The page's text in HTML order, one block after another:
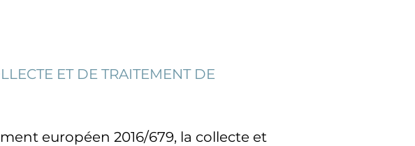
ET DE TRAITEMENT DE
européen 2016/679, la collecte et